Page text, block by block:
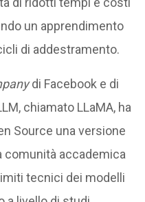
un apprendimento
di addestramento.
di Facebook e di
chiamato LLaMA, ha
Source una versione
comunità accademica
tecnici dei modelli